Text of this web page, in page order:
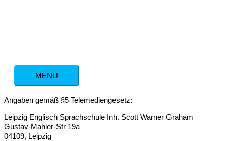
MENU
MENU
Angaben gemäß §5 Telemediengesetz:
Leipzig Englisch Sprachschule Inh. Scott Warner Graham
Gustav-Mahler-Str 19a
04109, Leipzig